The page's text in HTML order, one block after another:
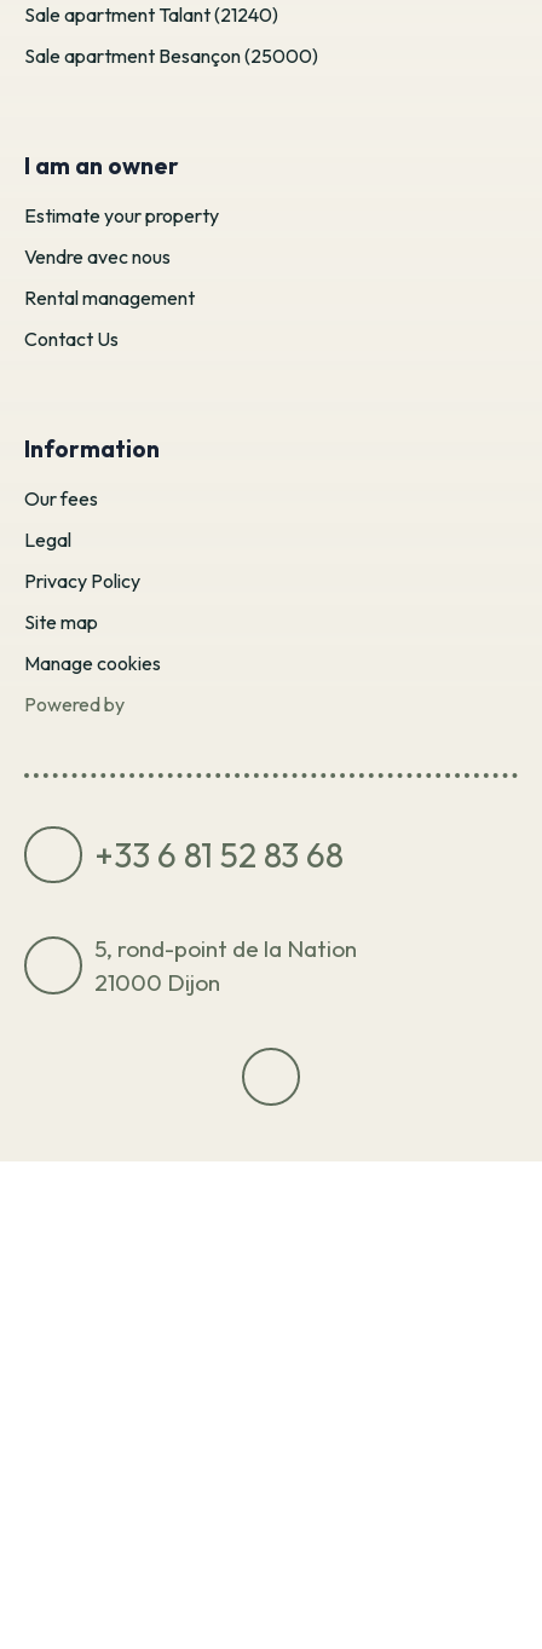
Sale apartment Talant (21240)
Sale apartment Besançon (25000)
I am an owner
Estimate your property
Vendre avec nous
Rental management
Contact Us
Information
Our fees
Legal
Privacy Policy
Site map
Manage cookies
Powered by
+33 6 81 52 83 68
5, rond-point de la Nation
21000 Dijon